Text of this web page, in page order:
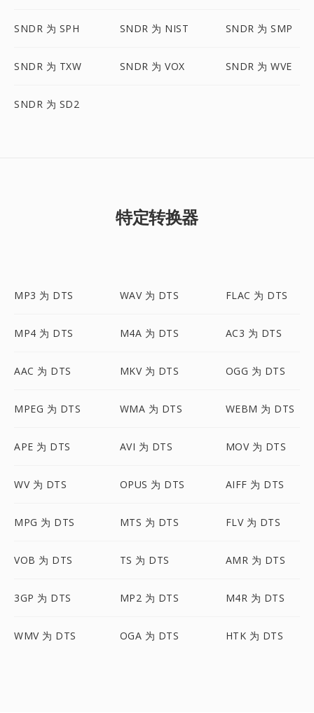
SNDR 为 SPH SNDR 为 NIST SNDR 为 SMP
SNDR 为 TXW SNDR 为 VOX SNDR 为 WVE
SNDR 为 SD2
特定转换器
MP3 为 DTS WAV 为 DTS FLAC 为 DTS
MP4 为 DTS M4A 为 DTS AC3 为 DTS
AAC 为 DTS MKV 为 DTS OGG 为 DTS
MPEG 为 DTS WMA 为 DTS WEBM 为 DTS
APE 为 DTS AVI 为 DTS MOV 为 DTS
WV 为 DTS OPUS 为 DTS AIFF 为 DTS
MPG 为 DTS MTS 为 DTS FLV 为 DTS
VOB 为 DTS TS 为 DTS AMR 为 DTS
3GP 为 DTS MP2 为 DTS M4R 为 DTS
WMV 为 DTS OGA 为 DTS HTK 为 DTS